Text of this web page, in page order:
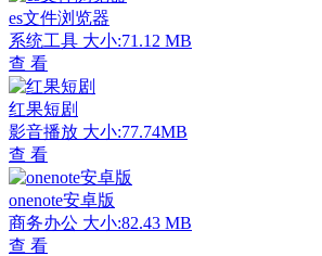
es文件浏览器
系统工具 大小:71.12 MB
查 看
红果短剧
影音播放 大小:77.74MB
查 看
onenote安卓版
商务办公 大小:82.43 MB
查 看